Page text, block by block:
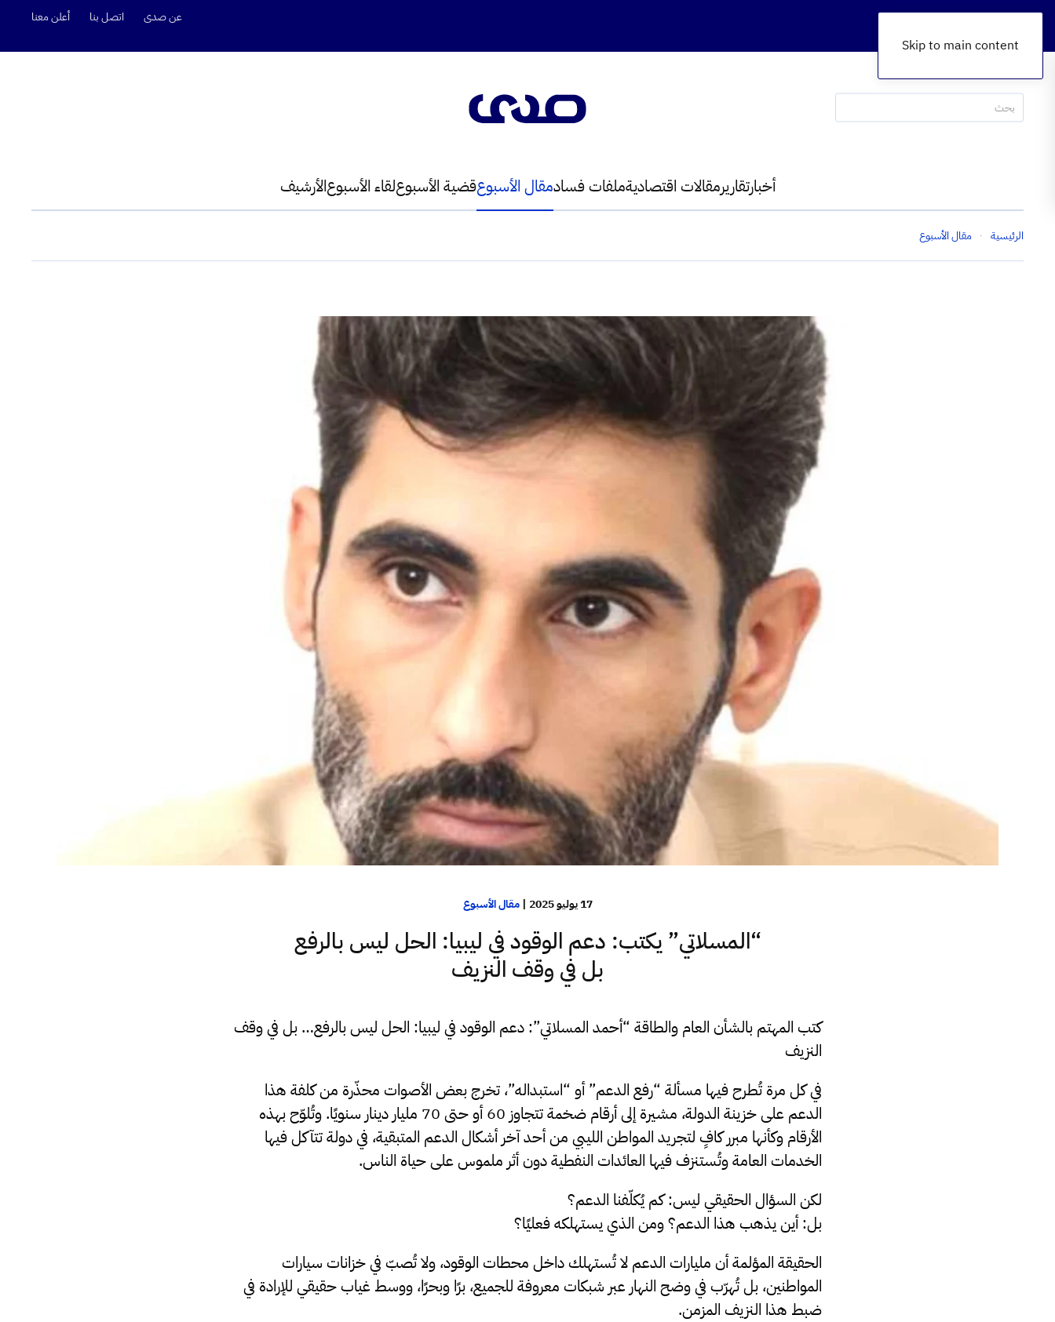
Skip to main content
عن صدى اتصل بنا أعلن معنا
أخبارتقاريرمقالات اقتصاديةملفات فسادمقال الأسبوعقضية الأسبوعلقاء الأسبوعالأرشيف
الرئيسية مقال الأسبوع
17 يوليو 2025 |مقال الأسبوع
“المسلاتي” يكتب: دعم الوقود في ليبيا: الحل ليس بالرفع
بل في وقف النزيف
كتب المهتم بالشأن العام والطاقة “أحمد المسلاتي”: دعم الوقود في ليبيا: الحل ليس بالرفع… بل في وقف
النزيف
في كل مرة تُطرح فيها مسألة “رفع الدعم” أو “استبداله”، تخرج بعض الأصوات محذّرة من كلفة هذا
الدعم على خزينة الدولة، مشيرة إلى أرقام ضخمة تتجاوز 60 أو حتى 70 مليار دينار سنويًا. وتُلوّح بهذه
الأرقام وكأنها مبرر كافٍ لتجريد المواطن الليبي من أحد آخر أشكال الدعم المتبقية، في دولة تتآكل فيها
الخدمات العامة وتُستنزف فيها العائدات النفطية دون أثر ملموس على حياة الناس.
لكن السؤال الحقيقي ليس: كم يُكلّفنا الدعم؟
بل: أين يذهب هذا الدعم؟ ومن الذي يستهلكه فعليًا؟
الحقيقة المؤلمة أن مليارات الدعم لا تُستهلك داخل محطات الوقود، ولا تُصبّ في خزانات سيارات
المواطنين، بل تُهرّب في وضح النهار عبر شبكات معروفة للجميع، برًا وبحرًا، ووسط غياب حقيقي للإرادة في
ضبط هذا النزيف المزمن.